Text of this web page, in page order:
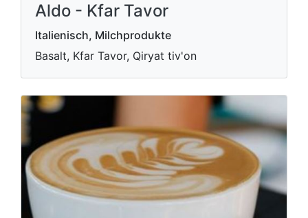
Aldo - Kfar Tavor
Italienisch, Milchprodukte
Basalt, Kfar Tavor, Qiryat tiv'on